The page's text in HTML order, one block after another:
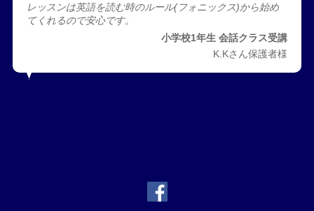
レッスンは英語を読む時のルール(フォニックス)から始め
てくれるので安心です。
小学校1年生 会話クラス受講
K.Kさん保護者様